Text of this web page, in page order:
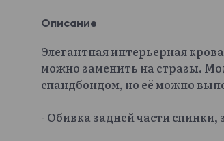
Описание
Элегантная интерьерная
можно заменить на стразы.
спандбондом, но её можно
- Обивка задней части